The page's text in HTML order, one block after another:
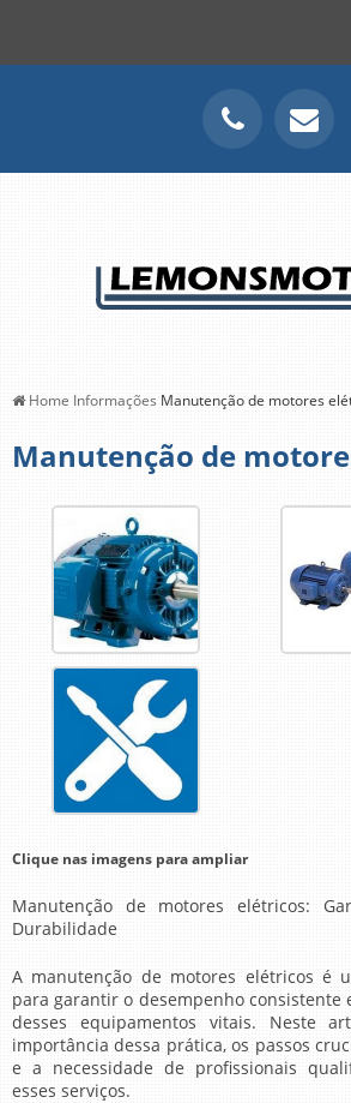
Home Informações Manutenção de motores
Manutenção de
Clique nas imagens para ampliar
Manutenção de motores elétricos:
Durabilidade
A manutenção de motores elétricos é
para garantir o desempenho consistente
desses equipamentos vitais. Neste
importância dessa prática, os passos
e a necessidade de profissionais
esses serviços.